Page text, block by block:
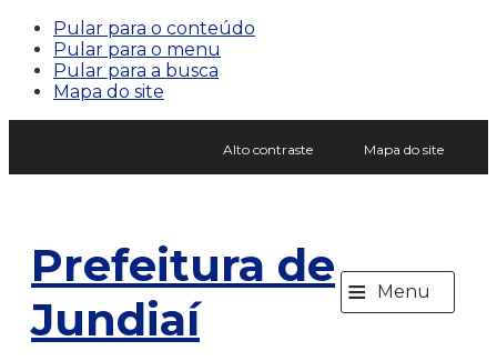
Pular para o conteúdo
Pular para o menu
Pular para a busca
Mapa do site
Alto contraste Mapa do site
Prefeitura de
Jundiaí
≡ Menu